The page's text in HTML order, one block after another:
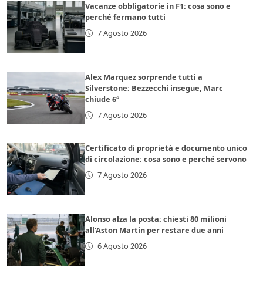
Vacanze obbligatorie in F1: cosa sono e
perché fermano tutti
7 Agosto 2026
Alex Marquez sorprende tutti a
Silverstone: Bezzecchi insegue, Marc
chiude 6°
7 Agosto 2026
Certificato di proprietà e documento unico
di circolazione: cosa sono e perché servono
7 Agosto 2026
Alonso alza la posta: chiesti 80 milioni
all’Aston Martin per restare due anni
6 Agosto 2026